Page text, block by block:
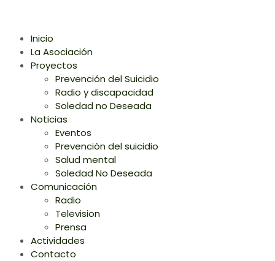
Inicio
La Asociación
Proyectos
Prevención del Suicidio
Radio y discapacidad
Soledad no Deseada
Noticias
Eventos
Prevención del suicidio
Salud mental
Soledad No Deseada
Comunicación
Radio
Television
Prensa
Actividades
Contacto